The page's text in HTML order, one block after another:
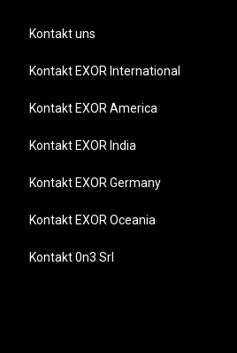
Kontakt uns
Kontakt EXOR International
Kontakt EXOR America
Kontakt EXOR India
Kontakt EXOR Germany
Kontakt EXOR Oceania
Kontakt 0n3 Srl